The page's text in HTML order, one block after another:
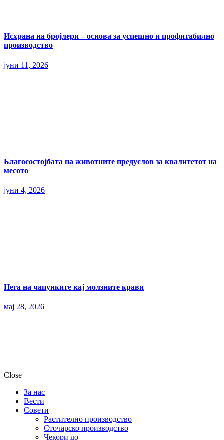
Исхрана на бројлери – основа за успешно и профитабилно
производство
јуни 11, 2026
Благосостојбата на животните предуслов за квалитетот на
месото
јуни 4, 2026
Нега на чапунките кај молзните крави
мај 28, 2026
Close
За нас
Вести
Совети
Растително производство
Сточарско производство
Чекори до